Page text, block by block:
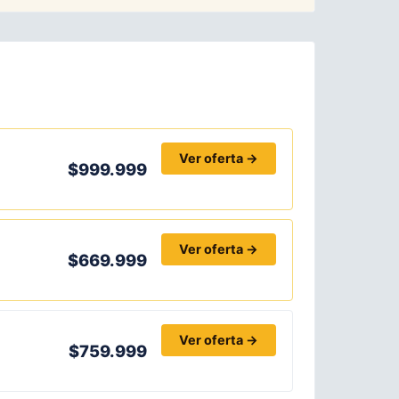
$999.999
Ver oferta →
$669.999
Ver oferta →
$759.999
Ver oferta →